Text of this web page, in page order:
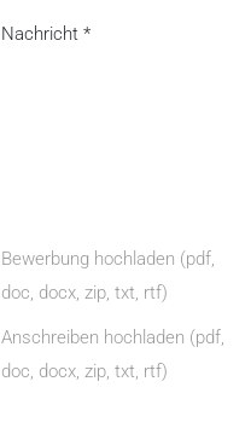
Nachricht *
Bewerbung hochladen (pdf,
doc, docx, zip, txt, rtf)
Anschreiben hochladen (pdf,
doc, docx, zip, txt, rtf)